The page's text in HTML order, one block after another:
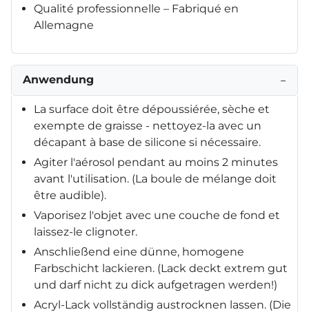
Qualité professionnelle – Fabriqué en
Allemagne
Anwendung −
La surface doit être dépoussiérée, sèche et
exempte de graisse - nettoyez-la avec un
décapant à base de silicone si nécessaire.
Agiter l'aérosol pendant au moins 2 minutes
avant l'utilisation. (La boule de mélange doit
être audible).
Vaporisez l'objet avec une couche de fond et
laissez-le clignoter.
Anschließend eine dünne, homogene
Farbschicht lackieren. (Lack deckt extrem gut
und darf nicht zu dick aufgetragen werden!)
Acryl-Lack vollständig austrocknen lassen. (Die